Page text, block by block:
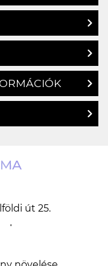
út 25.